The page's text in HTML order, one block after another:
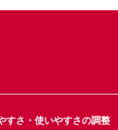
すさ・使いやすさの調整